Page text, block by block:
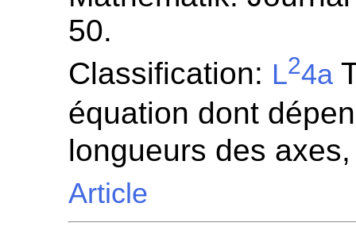
50.
Classification: L24a
équation dont
longueurs des
Article